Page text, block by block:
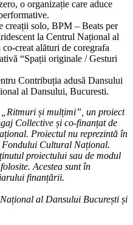
o organizație care aduce
creații solo, BPM – Beats per
la Centrul Național al
creat alături de coregrafa
“Spații originale / Gesturi
Contribuția adusă Dansului
al Dansului, Bucuresti.
și mulțimi”, un proiect
Collective și co-finanțat de
Proiectul nu reprezintă în
Fondului Cultural Național.
proiectului sau de modul
Acestea sunt în
finanțării.
al Dansului București și